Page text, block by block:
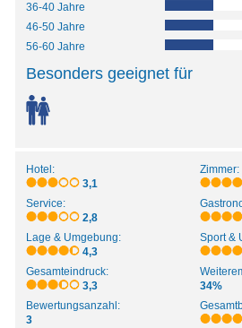
36-40 Jahre
46-50 Jahre
56-60 Jahre
Besonders geeignet für
Hotel:
3,1
Zimmer:
Service:
2,8
Lage & Umgebung:
4,3
Sport &
Gesamteindruck:
3,3
34%
Bewertungsanzahl:
3